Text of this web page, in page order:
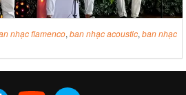
nhạc flamenco, ban nhạc acoustic, ban nhạc